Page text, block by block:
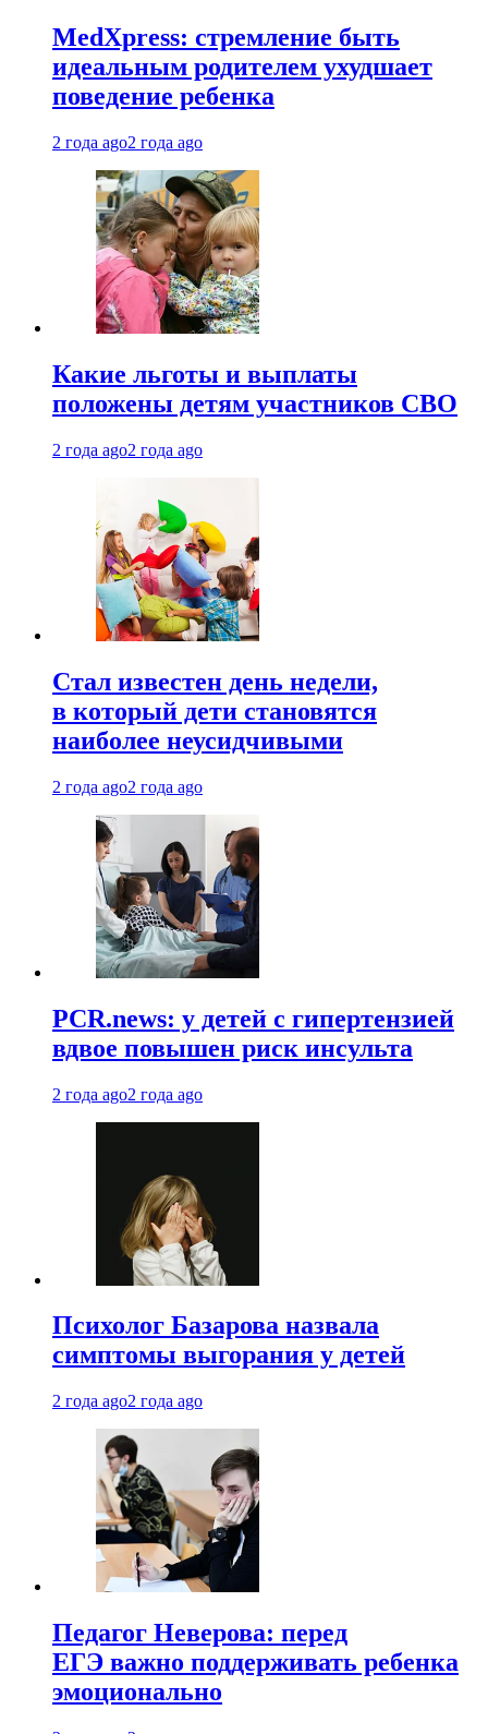
MedXpress: стремление быть
идеальным родителем ухудшает
поведение ребенка
2 года ago2 года ago
Какие льготы и выплаты
положены детям участников СВО
2 года ago2 года ago
Стал известен день недели,
в который дети становятся
наиболее неусидчивыми
2 года ago2 года ago
PCR.news: у детей с гипертензией
вдвое повышен риск инсульта
2 года ago2 года ago
Психолог Базарова назвала
симптомы выгорания у детей
2 года ago2 года ago
Педагог Неверова: перед
ЕГЭ важно поддерживать ребенка
эмоционально